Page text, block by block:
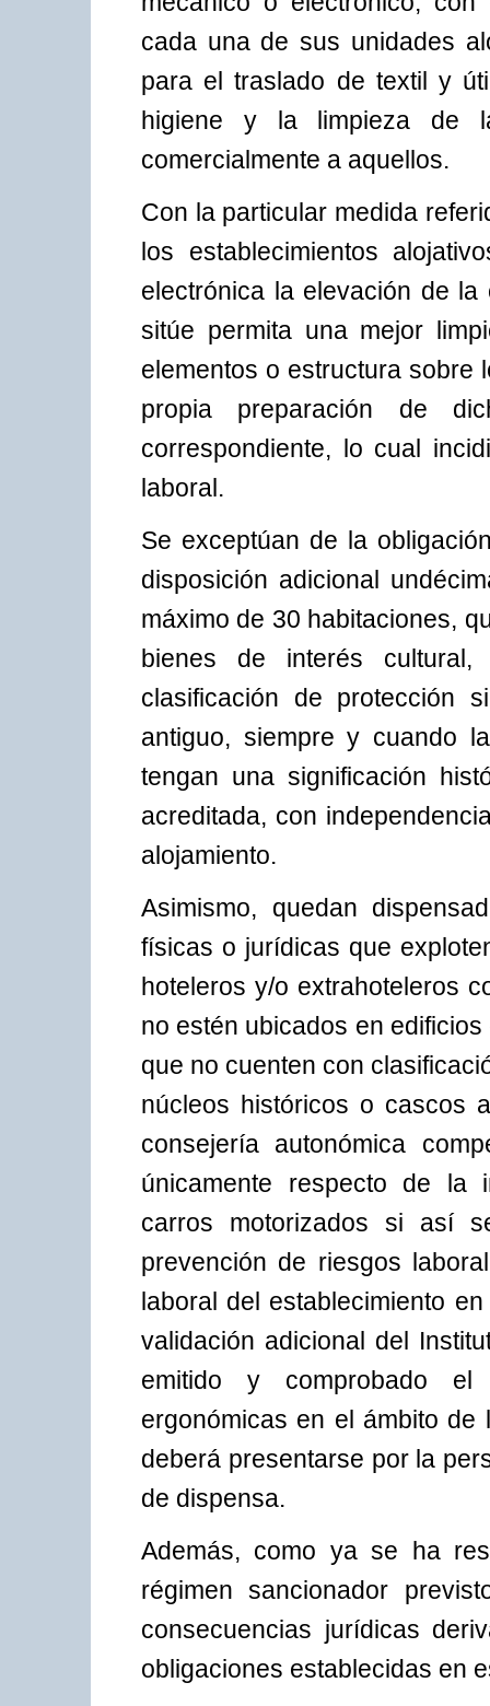
cada una de sus unidades
para el traslado de textil y
higiene y la limpieza de
comercialmente a aquellos.
Con la particular medida
los establecimientos
electrónica la elevación de
sitúe permita una mejor
elementos o estructura sobre
propia preparación de
correspondiente, lo cual
laboral.
Se exceptúan de la
disposición adicional
máximo de 30 habitaciones,
bienes de interés
clasificación de protección
antiguo, siempre y cuando
tengan una significación
acreditada, con
alojamiento.
Asimismo, quedan
físicas o jurídicas que
hoteleros y/o extrahoteleros
no estén ubicados en
que no cuenten con
núcleos históricos o cascos
consejería autonómica
únicamente respecto de la
carros motorizados si así
prevención de riesgos
laboral del establecimiento
validación adicional del
emitido y comprobado el
ergonómicas en el ámbito
deberá presentarse por la
de dispensa.
Además, como ya se ha
régimen sancionador
consecuencias jurídicas
obligaciones establecidas en